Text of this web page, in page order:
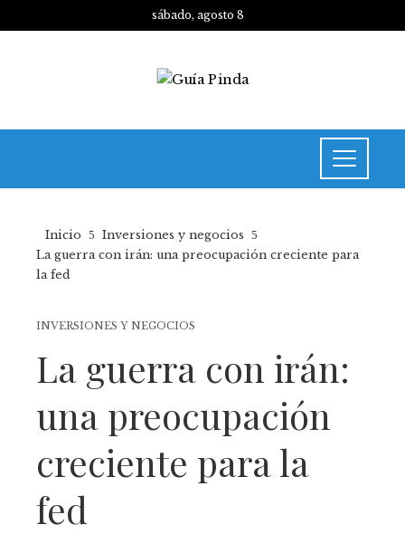
sábado, agosto 8
Inicio
Inversiones y negocios
La guerra con irán: una preocupación creciente para
la fed
INVERSIONES Y NEGOCIOS
La guerra con irán:
una preocupación
creciente para la
fed